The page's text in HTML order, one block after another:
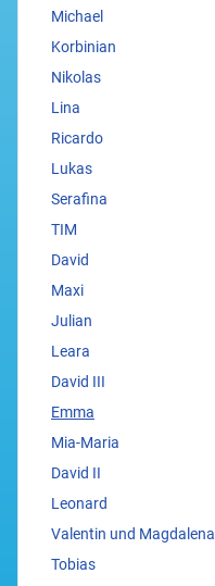
Michael
Korbinian
Nikolas
Lina
Ricardo
Lukas
Serafina
TIM
David
Maxi
Julian
Leara
David III
Emma
Mia-Maria
David II
Leonard
Valentin und Magdalena
Tobias